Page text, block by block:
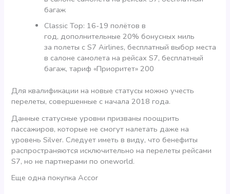
багаж
Classic Top: 16-19 полётов в
год, дополнительные 20% бонусных миль
за полеты с S7 Airlines, бесплатный выбор места
в салоне самолета на рейсах S7, бесплатный
багаж, тариф «Приоритет» 200
Для квалификации на новые статусы можно учесть
перелеты, совершенные с начала 2018 года.
Данные статусные уровни призваны поощрить
пассажиров, которые не смогут налетать даже на
уровень Silver. Следует иметь в виду, что бенефиты
распространяются исключительно на перелеты рейсами
S7, но не партнерами по oneworld.
Еще одна покупка Accor